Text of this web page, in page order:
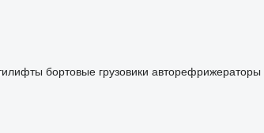
бортовые грузовики авторефрижераторы